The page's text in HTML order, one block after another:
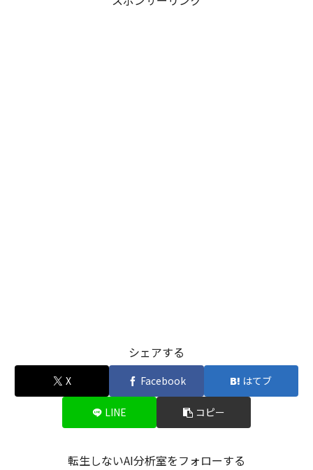
シェアする
X Facebook はてブ
LINE コピー
転生しないAI分析室をフォローする